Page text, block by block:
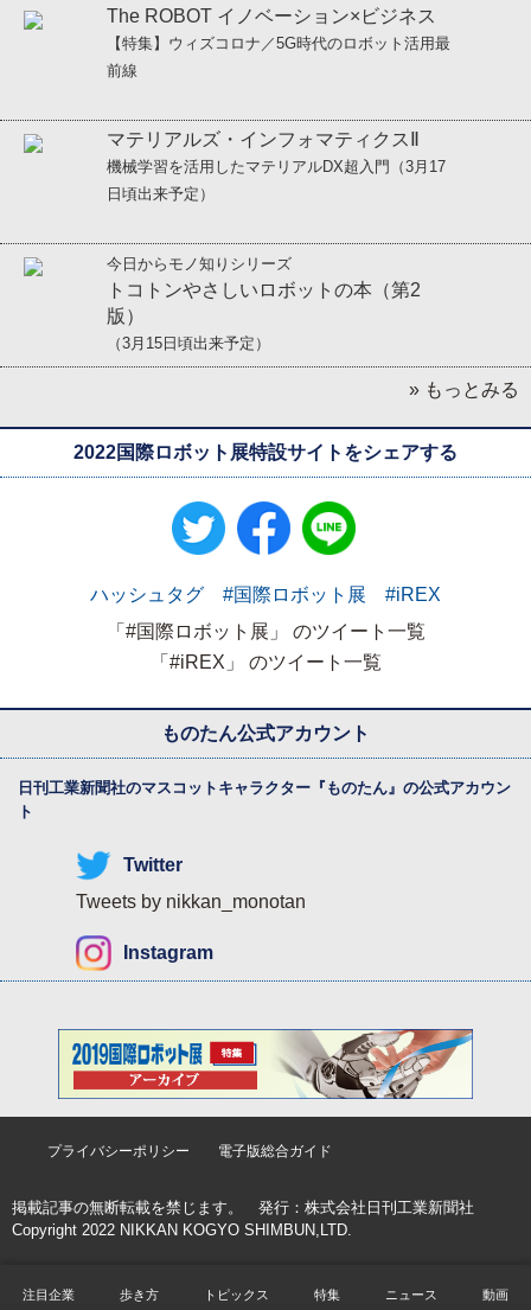
The ROBOT イノベーション×ビジネス
【特集】ウィズコロナ／5G時代のロボット活用最
前線
マテリアルズ・インフォマティクスⅡ
機械学習を活用したマテリアルDX超入門
（3月17
日頃出来予定）
今日からモノ知りシリーズ
トコトンやさしいロボットの本（第2
版）
（3月15日頃出来予定）
» もっとみる
2022国際ロボット展特設サイトをシェアする
ハッシュタグ #国際ロボット展 #iREX
「#国際ロボット展」 のツイート一覧
「#iREX」 のツイート一覧
ものたん公式アカウント
日刊工業新聞社のマスコットキャラクター『 ものたん』の公式アカウン
ト
Twitter
Tweets by nikkan_monotan
Instagram
プライバシーポリシー 電子版総合ガイド
掲載記事の無断転載を禁じます。 発行： 株式会社日刊工業新聞社
Copyright 2022 NIKKAN KOGYO SHIMBUN,LTD.
注目企業 歩き方 トピックス 特集 ニュース 動画